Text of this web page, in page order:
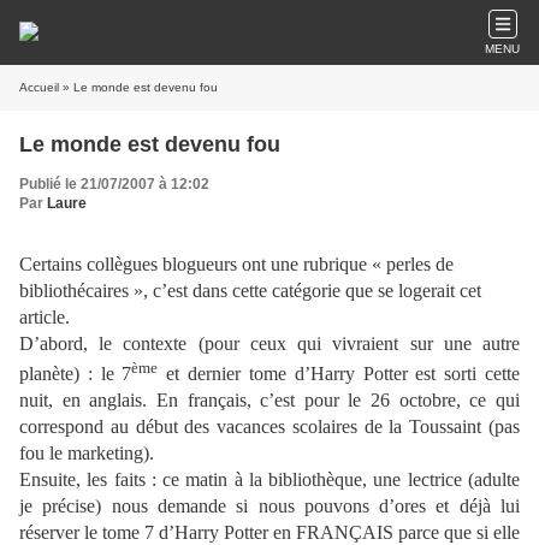
MENU
Accueil » Le monde est devenu fou
Le monde est devenu fou
Publié le 21/07/2007 à 12:02
Par Laure
Certains collègues blogueurs ont une rubrique « perles de
bibliothécaires », c’est dans cette catégorie que se logerait cet
article.
D’abord, le contexte (pour ceux qui vivraient sur une autre
planète) : le 7ème et dernier tome d’Harry Potter est sorti cette
nuit, en anglais. En français, c’est pour le 26 octobre, ce qui
correspond au début des vacances scolaires de la Toussaint (pas
fou le marketing).
Ensuite, les faits : ce matin à la bibliothèque, une lectrice (adulte
je précise) nous demande si nous pouvons d’ores et déjà lui
réserver le tome 7 d’Harry Potter en FRANÇAIS parce que si elle